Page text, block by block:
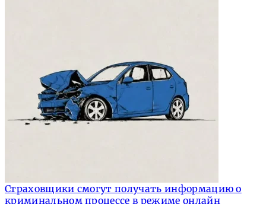
Страховщики смогут получать информацию о
криминальном процессе в режиме онлайн